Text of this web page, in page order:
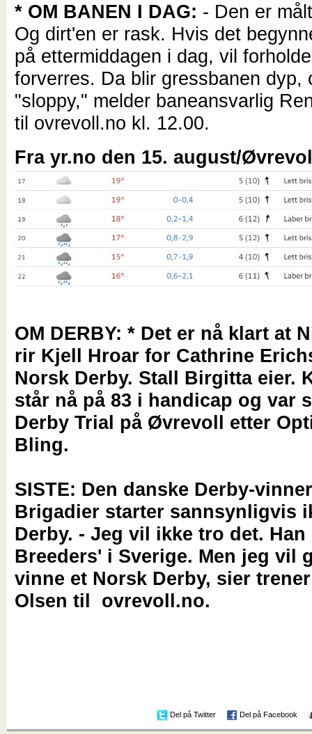
* OM BANEN I DAG: - Den er
Og dirt'en er rask. Hvis det
på ettermiddagen i dag, vil
forverres. Da blir gressbanen dyp,
"sloppy," melder baneansvarlig
til ovrevoll.no kl. 12.00.
Fra yr.no den 15. august/
OM DERBY: * Det er nå klart at
rir Kjell Hroar for Cathrine
Norsk Derby. Stall Birgitta eier.
står nå på 83 i handicap og var
Derby Trial på Øvrevoll etter
Bling.
SISTE: Den danske Derby-
Brigadier starter sannsynligvis
Derby. - Jeg vil ikke tro det.
Breeders' i Sverige. Men jeg vil
vinne et Norsk Derby, sier
Olsen til ovrevoll.no.
Del på Twitter Del på Facebook